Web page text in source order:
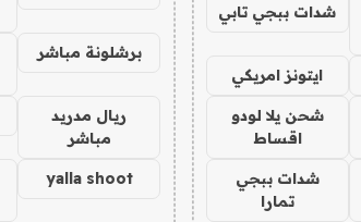
شدات ببجي تابي
ايتونز امريكي
شحن يلا لودو
اقساط
شدات ببجي
تمارا
برشلونة مباشر
ريال مدريد
مباشر
yalla shoot